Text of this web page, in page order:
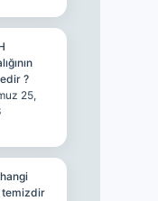
?
25,
temizdir